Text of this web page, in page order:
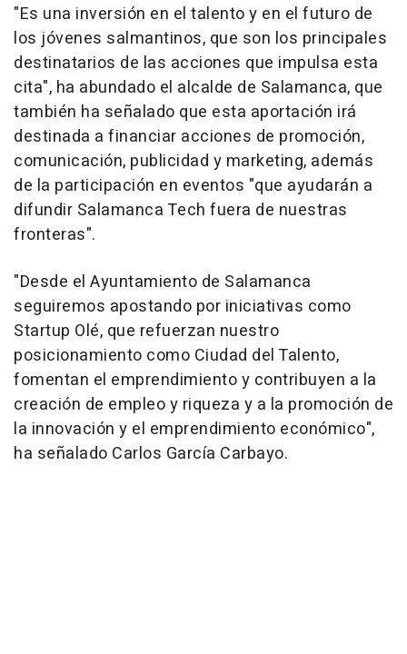
"Es una inversión en el talento y en el futuro de
los jóvenes salmantinos, que son los principales
destinatarios de las acciones que impulsa esta
cita", ha abundado el alcalde de Salamanca, que
también ha señalado que esta aportación irá
destinada a financiar acciones de promoción,
comunicación, publicidad y marketing, además
de la participación en eventos "que ayudarán a
difundir Salamanca Tech fuera de nuestras
fronteras".
"Desde el Ayuntamiento de Salamanca
seguiremos apostando por iniciativas como
Startup Olé, que refuerzan nuestro
posicionamiento como Ciudad del Talento,
fomentan el emprendimiento y contribuyen a la
creación de empleo y riqueza y a la promoción de
la innovación y el emprendimiento económico",
ha señalado Carlos García Carbayo.